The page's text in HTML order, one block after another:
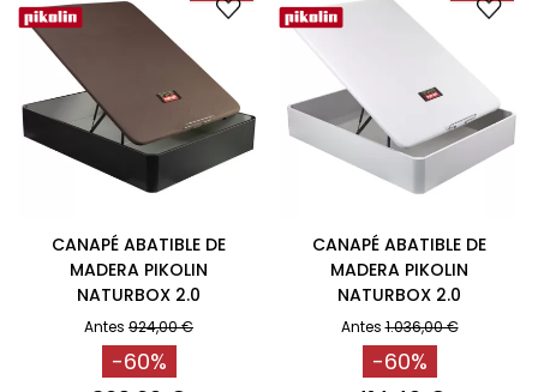
CANAPÉ ABATIBLE DE
MADERA PIKOLIN
NATURBOX 2.0
RESISTENTE WENGUÉ
Antes 924,00 €
-60%
CANAPÉ ABATIBLE DE
MADERA PIKOLIN
NATURBOX 2.0
+CAPACIDAD EXTRA
BLANCO
Antes 1.036,00 €
-60%